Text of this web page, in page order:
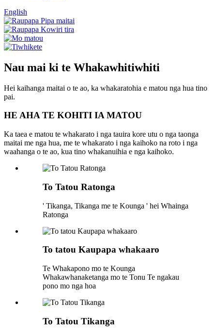
English
Nau mai ki te Whakawhitiwhiti
Hei kaihanga maitai o te ao, ka whakaratohia e matou nga hua tino
pai.
HE AHA TE KOHITI IA MATOU
Ka taea e matou te whakarato i nga tauira kore utu o nga taonga
maitai me nga hua, me te whakarato i nga kaihoko na roto i nga
waahanga o te ao, kua tino whakanuihia e nga kaihoko.
To Tatou Ratonga
' Tikanga, Tikanga me te Kounga ' hei Whainga
Ratonga
To tatou Kaupapa whakaaro
Te Whakapono mo te Kounga
Whakawhanaketanga mo te Tonu Te ngakau
pono mo nga hoa
To Tatou Tikanga